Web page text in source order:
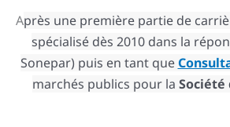
Après une première partie de
spécialisé dès 2010 dans la
Sonepar) puis en tant que
marchés publics pour la Société